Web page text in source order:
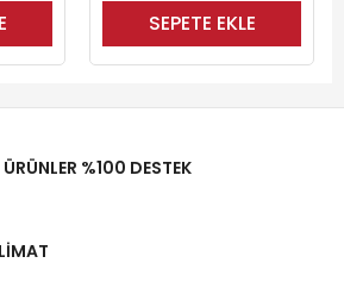
SEPETE EKLE
%100 DESTEK